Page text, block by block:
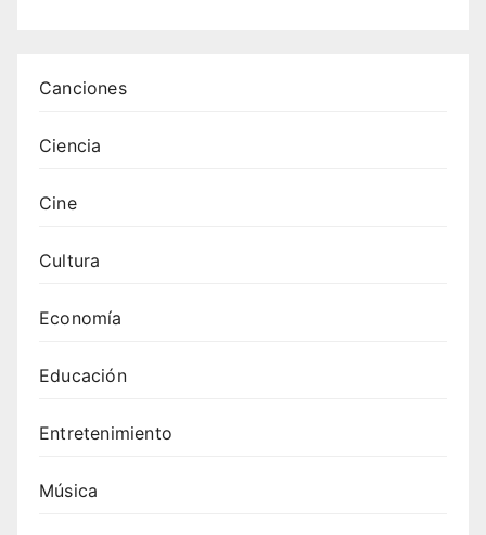
Canciones
Ciencia
Cine
Cultura
Economía
Educación
Entretenimiento
Música